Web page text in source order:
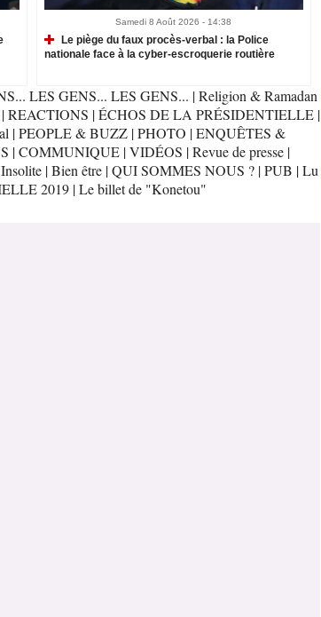
Samedi 8 Août 2026 - 14:38
Le piège du faux procès-verbal : la Police
nationale face à la cyber-escroquerie routière
LES GENS... LES GENS... |Religion & Ramadan
|REACTIONS |ÉCHOS DE LA PRÉSIDENTIELLE |
|PEOPLE & BUZZ |PHOTO |ENQUÊTES &
|COMMUNIQUE |VIDÉOS |Revue de presse |
Insolite |Bien être |QUI SOMMES NOUS ? |PUB |Lu
2019 |Le billet de "Konetou"